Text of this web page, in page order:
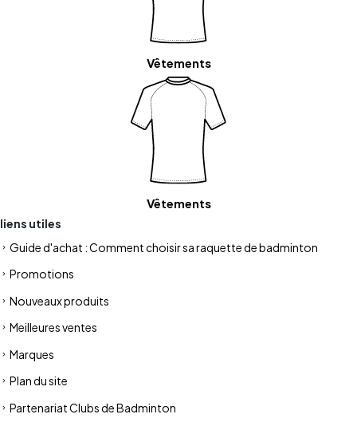
Vêtements
Vêtements
liens utiles
Guide d'achat : Comment choisir sa raquette de badminton
Promotions
Nouveaux produits
Meilleures ventes
Marques
Plan du site
Partenariat Clubs de Badminton